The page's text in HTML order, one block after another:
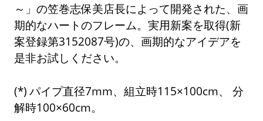
～」の笠巻志保美店長によって開発された、画
期的なハートのフレーム。実用新案を取得(新
案登録第3152087号)の、画期的なアイデアを
是非お試しください。
パイプ直径7mm、組立時115×100cm、 分
解時100×60cm。